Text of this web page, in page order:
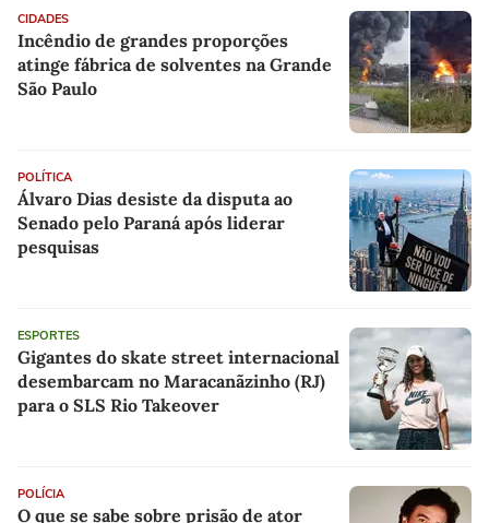
CIDADES
Incêndio de grandes proporções
atinge fábrica de solventes na Grande
São Paulo
POLÍTICA
Álvaro Dias desiste da disputa ao
Senado pelo Paraná após liderar
pesquisas
ESPORTES
Gigantes do skate street internacional
desembarcam no Maracanãzinho (RJ)
para o SLS Rio Takeover
POLÍCIA
O que se sabe sobre prisão de ator